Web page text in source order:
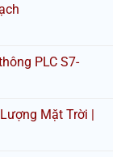
PLC S7-
Mặt Trời |